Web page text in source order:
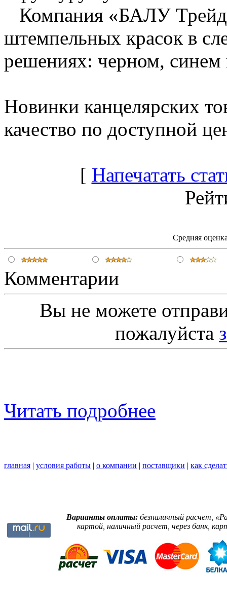
Компания «БАЛУ
штемпельных красок в
решениях: черном, синем
Новинки канцелярских
качество по доступной
[ Напечатать
Средняя
Комментарии
Вы не можете
пожалуйста
Читать подробнее
главная | условия работы | о компании | поставщики | как
Варианты оплаты: безналичный расчет,
картой, наличный расчет, через банк,